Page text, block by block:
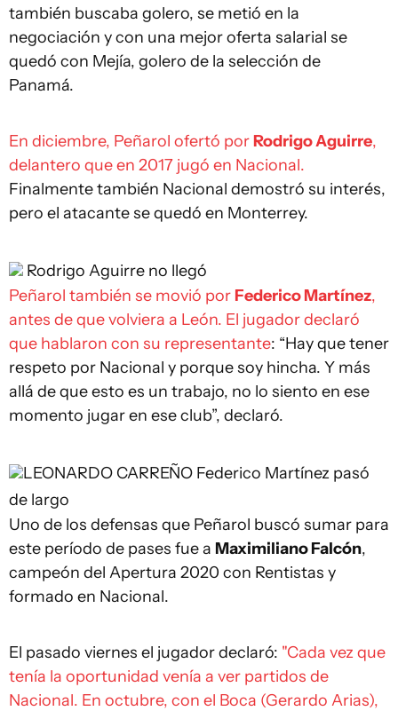
también buscaba golero, se metió en la
negociación y con una mejor oferta salarial se
quedó con Mejía, golero de la selección de
Panamá.
En diciembre, Peñarol ofertó porRodrigo Aguirre,
delantero que en 2017 jugó en Nacional.
Finalmente también Nacional demostró su interés,
pero el atacante se quedó en Monterrey.
Rodrigo Aguirre no llegó
Peñarol también se movió por Federico Martínez,
antes de que volviera a León. El jugador declaró
que hablaron con su representante: “Hay que tener
respeto por Nacional y porque soy hincha. Y más
allá de que esto es un trabajo, no lo siento en ese
momento jugar en ese club”, declaró.
LEONARDO CARREÑO Federico Martínez pasó
de largo
Uno de los defensas que Peñarol buscó sumar para
este período de pases fue a Maximiliano Falcón,
campeón del Apertura 2020 con Rentistas y
formado en Nacional.
El pasado viernes el jugador declaró: "Cada vez que
tenía la oportunidad venía a ver partidos de
Nacional. En octubre, con el Boca (Gerardo Arias),